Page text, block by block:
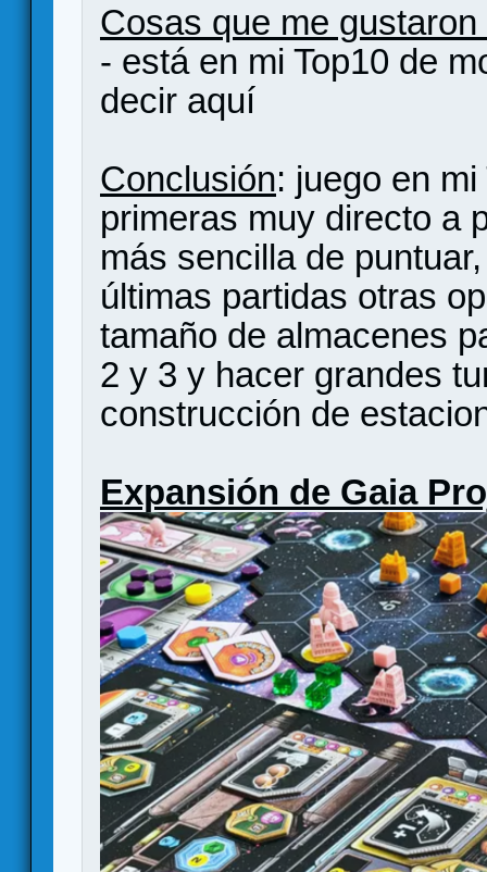
Cosas que me
- está en mi Top10 de
decir aquí
Conclusión: juego en
primeras muy directo a
más sencilla de
últimas partidas otras
tamaño de almacenes
2 y 3 y hacer grandes
construcción de
Expansión de Gaia